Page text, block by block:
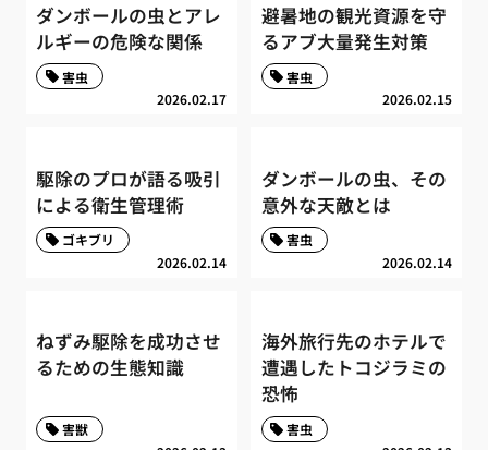
ダンボールの虫とアレ
ルギーの危険な関係
2026.02.17
害虫
避暑地の観光資源を守
るアブ大量発生対策
2026.02.15
害虫
駆除のプロが語る吸引
による衛生管理術
2026.02.14
ゴキブリ
ダンボールの虫、その
意外な天敵とは
2026.02.14
害虫
ねずみ駆除を成功させ
るための生態知識
害獣
海外旅行先のホテルで
遭遇したトコジラミの
恐怖
害虫